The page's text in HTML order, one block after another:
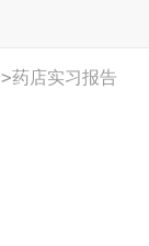
>药店实习报告